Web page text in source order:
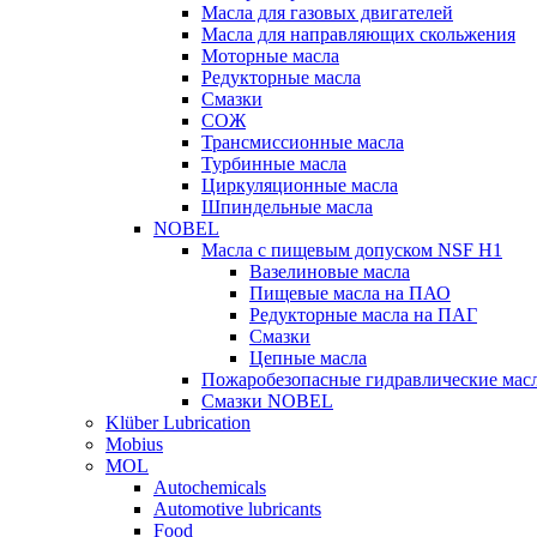
Масла для газовых двигателей
Масла для направляющих скольжения
Моторные масла
Редукторные масла
Смазки
СОЖ
Трансмиссионные масла
Турбинные масла
Циркуляционные масла
Шпиндельные масла
NOBEL
Масла с пищевым допуском NSF H1
Вазелиновые масла
Пищевые масла на ПАО
Редукторные масла на ПАГ
Смазки
Цепные масла
Пожаробезопасные гидравлические
Смазки NOBEL
Klüber Lubrication
Mobius
MOL
Autochemicals
Automotive lubricants
Food